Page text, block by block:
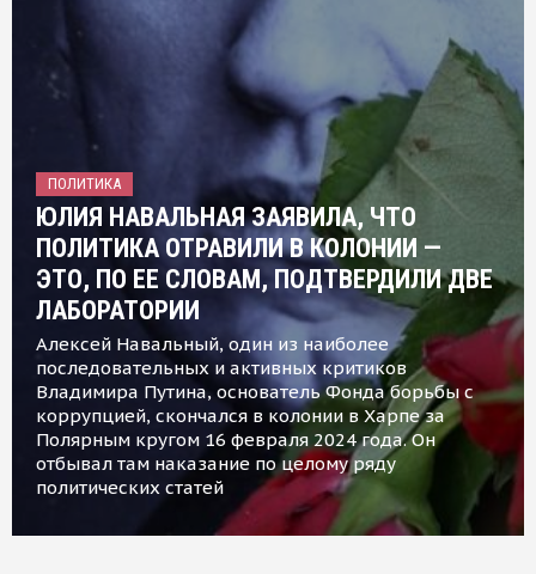
ПОЛИТИКА
ЮЛИЯ НАВАЛЬНАЯ ЗАЯВИЛА, ЧТО
ПОЛИТИКА ОТРАВИЛИ В КОЛОНИИ —
ЭТО, ПО ЕЕ СЛОВАМ, ПОДТВЕРДИЛИ ДВЕ
ЛАБОРАТОРИИ
Алексей Навальный, один из наиболее
последовательных и активных критиков
Владимира Путина, основатель Фонда борьбы с
коррупцией, скончался в колонии в Харпе за
Полярным кругом 16 февраля 2024 года. Он
отбывал там наказание по целому ряду
политических статей